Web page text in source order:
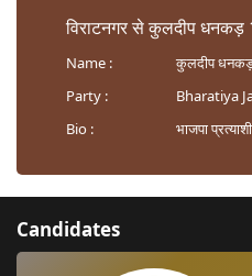
विराटनगर से कुलदीप धनकड़
Name :
कुलदीप
Party :
Bharatiya
Bio :
भाजपा
Candidates